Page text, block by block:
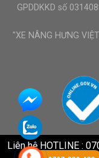
GPDDKKD số
"XE NÂNG HƯNG
Liên hệ HOTLINE :